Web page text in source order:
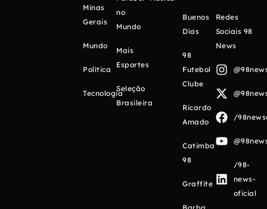
Minas
Gerais
Mundo
Política
Tecnologia
no
Mundo
Mais
Esportes
Seleção
Brasileira
Buenos
Días
98
Futebol
Clube
Ricardo
Amado
Catimba
98
Graffite
Redes
Sociais 98
News
/
/98-
news-
oficial